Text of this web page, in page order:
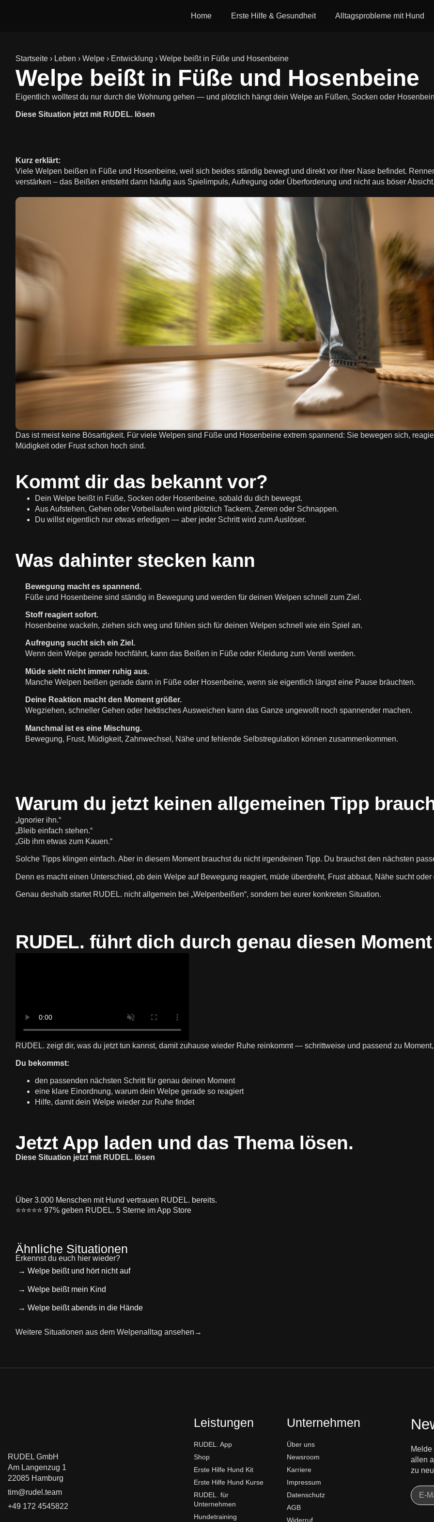
Home Erste Hilfe & Gesundheit Alltagsprobleme mit Hund
Startseite › Leben › Welpe › Entwicklung › Welpe beißt in Füße und Hosenbeine
Welpe beißt in Füße und Hosenbeine
Eigentlich wolltest du nur durch die Wohnung gehen — und plötzlich hängt dein Welpe an Füßen, Socken oder
Diese Situation jetzt mit RUDEL. lösen
Kurz erklärt:
Viele Welpen beißen in Füße und Hosenbeine, weil sich beides ständig bewegt und direkt vor ihrer Nase befindet.
verstärken – das Beißen entsteht dann häufig aus Spielimpuls, Aufregung oder Überforderung und nicht aus böser Absicht.
Das ist meist keine Bösartigkeit. Für viele Welpen sind Füße und Hosenbeine extrem spannend: Sie bewegen sich,
Müdigkeit oder Frust schon hoch sind.
Kommt dir das bekannt vor?
Dein Welpe beißt in Füße, Socken oder Hosenbeine, sobald du dich bewegst.
Aus Aufstehen, Gehen oder Vorbeilaufen wird plötzlich Tackern, Zerren oder Schnappen.
Du willst eigentlich nur etwas erledigen — aber jeder Schritt wird zum Auslöser.
Was dahinter stecken kann
Bewegung macht es spannend.
Füße und Hosenbeine sind ständig in Bewegung und werden für deinen Welpen schnell zum Ziel.
Stoff reagiert sofort.
Hosenbeine wackeln, ziehen sich weg und fühlen sich für deinen Welpen schnell wie ein Spiel an.
Aufregung sucht sich ein Ziel.
Wenn dein Welpe gerade hochfährt, kann das Beißen in Füße oder Kleidung zum Ventil werden.
Müde sieht nicht immer ruhig aus.
Manche Welpen beißen gerade dann in Füße oder Hosenbeine, wenn sie eigentlich längst eine Pause bräuchten.
Deine Reaktion macht den Moment größer.
Wegziehen, schneller Gehen oder hektisches Ausweichen kann das Ganze ungewollt noch spannender machen.
Manchmal ist es eine Mischung.
Bewegung, Frust, Müdigkeit, Zahnwechsel, Nähe und fehlende Selbstregulation können zusammenkommen.
Warum du jetzt keinen allgemeinen Tipp
„Ignorier ihn.“
„Bleib einfach stehen.“
„Gib ihm etwas zum Kauen.“
Solche Tipps klingen einfach. Aber in diesem Moment brauchst du nicht irgendeinen Tipp. Du brauchst den nächsten
Denn es macht einen Unterschied, ob dein Welpe auf Bewegung reagiert, müde überdreht, Frust abbaut, Nähe sucht
Genau deshalb startet RUDEL. nicht allgemein bei „Welpenbeißen“, sondern bei eurer konkreten Situation.
RUDEL. führt dich durch genau diesen Moment
RUDEL. zeigt dir, was du jetzt tun kannst, damit zuhause wieder Ruhe reinkommt — schrittweise und passend zu
Du bekommst:
den passenden nächsten Schritt für genau deinen Moment
eine klare Einordnung, warum dein Welpe gerade so reagiert
Hilfe, damit dein Welpe wieder zur Ruhe findet
Jetzt App laden und das Thema lösen.
Diese Situation jetzt mit RUDEL. lösen
Über 3.000 Menschen mit Hund vertrauen RUDEL. bereits.
⭐️⭐️⭐️⭐️⭐️ 97% geben RUDEL. 5 Sterne im App Store
Ähnliche Situationen
Erkennst du euch hier wieder?
→ Welpe beißt und hört nicht auf
→ Welpe beißt mein Kind
→ Welpe beißt abends in die Hände
Weitere Situationen aus dem Welpenalltag ansehen→
RUDEL GmbH
Am Langenzug 1
22085 Hamburg
tim@rudel.team
+49 172 4545822
Leistungen
RUDEL. App
Shop
Erste Hilfe Hund Kit
Erste Hilfe Hund Kurse
RUDEL. für
Unternehmen
Hundetraining
Unternehmen
Über uns
Newsroom
Karriere
Impressum
Datenschutz
AGB
Widerruf
allen
zu